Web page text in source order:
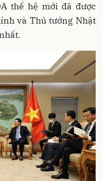
thế hệ mới đã được
và Thủ tướng Nhật